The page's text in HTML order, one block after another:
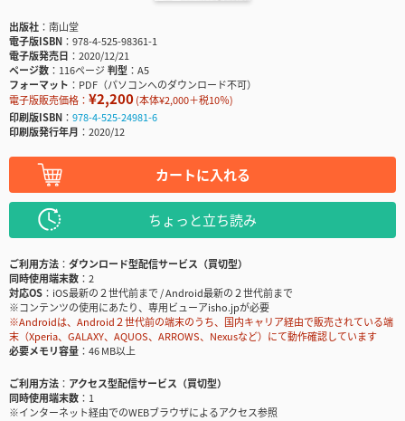
出版社
南山堂
電子版ISBN
978-4-525-98361-1
電子版発売日
2020/12/21
ページ数
116ページ判型
A5
フォーマット
PDF（パソコンへのダウンロード不可）
電子版販売価格： ¥2,200(本体¥2,000＋税10％)
印刷版ISBN
978-4-525-24981-6
印刷版発行年月
2020/12
カートに入れる
ちょっと立ち読み
ご利用方法
ダウンロード型配信サービス（買切型）
同時使用端末数
2
対応OS
iOS最新の２世代前まで / Android最新の２世代前まで
※コンテンツの使用にあたり、専用ビューアisho.jpが必要
※Androidは、Android２世代前の端末のうち、国内キャリア経由で販売されている端
末（Xperia、GALAXY、AQUOS、ARROWS、Nexusなど）にて動作確認しています
必要メモリ容量
46 MB以上
ご利用方法
アクセス型配信サービス（買切型）
同時使用端末数
1
※インターネット経由でのWEBブラウザによるアクセス参照